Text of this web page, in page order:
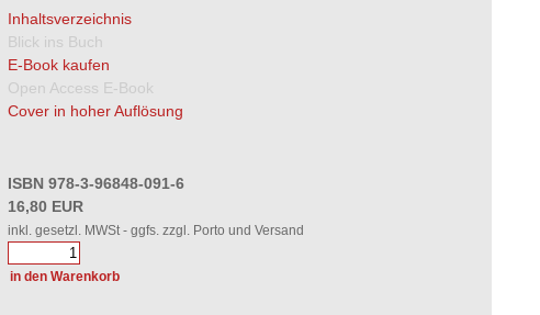
Inhaltsverzeichnis
Blick ins Buch
E-Book kaufen
Open Access E-Book
Cover in hoher Auflösung
ISBN 978-3-96848-091-6
16,80 EUR
inkl. gesetzl. MWSt - ggfs. zzgl. Porto und Versand